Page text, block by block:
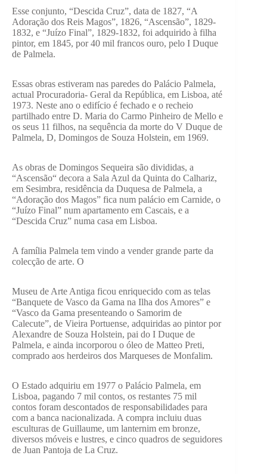
Esse conjunto, “Descida Cruz”, data de 1827, “A
Adoração dos Reis Magos”, 1826, “Ascensão”, 1829-
1832, e “Juízo Final”, 1829-1832, foi adquirido à filha
pintor, em 1845, por 40 mil francos ouro, pelo I Duque
de Palmela.
Essas obras estiveram nas paredes do Palácio Palmela,
actual Procuradoria- Geral da República, em Lisboa, até
1973. Neste ano o edifício é fechado e o recheio
partilhado entre D. Maria do Carmo Pinheiro de Mello e
os seus 11 filhos, na sequência da morte do V Duque de
Palmela, D, Domingos de Souza Holstein, em 1969.
As obras de Domingos Sequeira são divididas, a
“Ascensão“ decora a Sala Azul da Quinta do Calhariz,
em Sesimbra, residência da Duquesa de Palmela, a
“Adoração dos Magos” fica num palácio em Carnide, o
“Juízo Final” num apartamento em Cascais, e a
“Descida Cruz” numa casa em Lisboa.
A família Palmela tem vindo a vender grande parte da
colecção de arte. O
Museu de Arte Antiga ficou enriquecido com as telas
“Banquete de Vasco da Gama na Ilha dos Amores” e
“Vasco da Gama presenteando o Samorim de
Calecute”, de Vieira Portuense, adquiridas ao pintor por
Alexandre de Souza Holstein, pai do I Duque de
Palmela, e ainda incorporou o óleo de Matteo Preti,
comprado aos herdeiros dos Marqueses de Monfalim.
O Estado adquiriu em 1977 o Palácio Palmela, em
Lisboa, pagando 7 mil contos, os restantes 75 mil
contos foram descontados de responsabilidades para
com a banca nacionalizada. A compra incluiu duas
esculturas de Guillaume, um lanternim em bronze,
diversos móveis e lustres, e cinco quadros de seguidores
de Juan Pantoja de La Cruz.